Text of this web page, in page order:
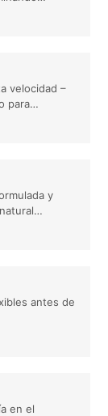
velocidad –
para…
y
antes de
en el